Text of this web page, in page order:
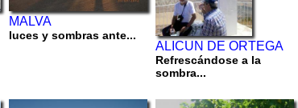
MALVA
luces y sombras ante...
ALICUN DE ORTEGA
Refrescándose a la
sombra...